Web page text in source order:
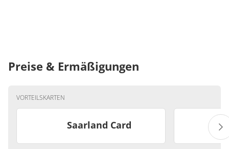
Preise & Ermäßigungen
VORTEILSKARTEN
Saarland Card